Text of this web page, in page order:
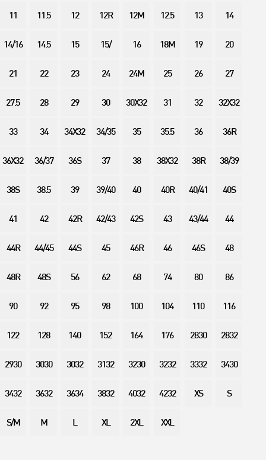
11 11.5 12 12R 12M 12.5 13 14
14/16 14.5 15 15/ 16 18M 19 20
21 22 23 24 24M 25 26 27
27.5 28 29 30 30X32 31 32 32X32
33 34 34X32 34/35 35 35.5 36 36R
36X32 36/37 36S 37 38 38X32 38R 38/39
38S 38.5 39 39/40 40 40R 40/41 40S
41 42 42R 42/43 42S 43 43/44 44
44R 44/45 44S 45 46R 46 46S 48
48R 48S 56 62 68 74 80 86
90 92 95 98 100 104 110 116
122 128 140 152 164 176 2830 2832
2930 3030 3032 3132 3230 3232 3332 3430
3432 3632 3634 3832 4032 4232 XS S
S/M M L XL 2XL XXL